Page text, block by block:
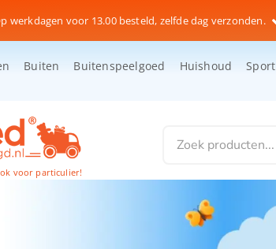
werkdagen voor 13.00 besteld, zelfde dag verzonden.
Buiten Buitenspeelgoed Huishoud Sport
voor particulier!